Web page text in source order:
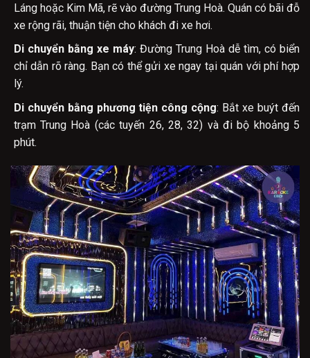
Láng hoặc Kim Mã, rẽ vào đường Trung Hoà. Quán có bãi đỗ
xe rộng rãi, thuận tiện cho khách đi xe hơi.
Di chuyển bằng xe máy: Đường Trung Hoà dễ tìm, có biển
chỉ dẫn rõ ràng. Bạn có thể gửi xe ngay tại quán với phí hợp
lý.
Di chuyển bằng phương tiện công cộng: Bắt xe buýt đến
trạm Trung Hoà (các tuyến 26, 28, 32) và đi bộ khoảng 5
phút.